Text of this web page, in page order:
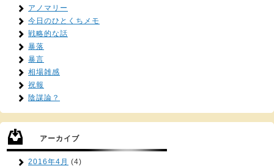
アノマリー
今日のひとくちメモ
戦略的な話
暴落
暴言
相場雑感
祝報
陰謀論？
アーカイブ
2016年4月 (4)